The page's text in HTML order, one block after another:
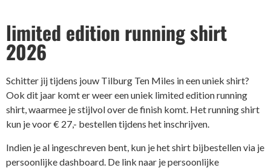
limited edition running shirt
2026
Schitter jij tijdens jouw Tilburg Ten Miles in een uniek shirt?
Ook dit jaar komt er weer een uniek limited edition running
shirt, waarmee je stijlvol over de finish komt. Het running shirt
kun je voor € 27,- bestellen tijdens het inschrijven.
Indien je al ingeschreven bent, kun je het shirt bijbestellen via je
persoonlijke dashboard. De link naar je persoonlijke